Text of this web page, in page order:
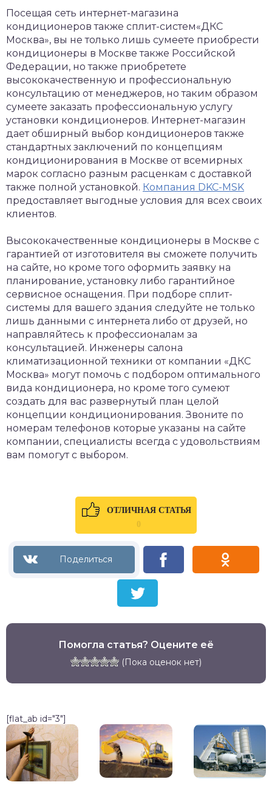
Посещая сеть интернет-магазина
кондиционеров также сплит-систем«ДКС
Москва», вы не только лишь сумеете приобрести
кондиционеры в Москве также Российской
Федерации, но также приобретете
высококачественную и профессиональную
консультацию от менеджеров, но таким образом
сумеете заказать профессиональную услугу
установки кондиционеров. Интернет-магазин
дает обширный выбор кондиционеров также
стандартных заключений по концепциям
кондиционирования в Москве от всемирных
марок согласно разным расценкам с доставкой
также полной установкой. Компания DKC-MSK
предоставляет выгодные условия для всех своих
клиентов.
Высококачественные кондиционеры в Москве с
гарантией от изготовителя вы сможете получить
на сайте, но кроме того оформить заявку на
планирование, установку либо гарантийное
сервисное оснащения. При подборе сплит-
системы для вашего здания следуйте не только
лишь данными с интернета либо от друзей, но
направляйтесь к профессионалам за
консультацией. Инженеры салона
климатизационной техники от компании «ДКС
Москва» могут помочь с подбором оптимального
вида кондиционера, но кроме того сумеют
создать для вас развернутый план целой
концепции кондиционирования. Звоните по
номерам телефонов которые указаны на сайте
компании, специалисты всегда с удовольствиям
вам помогут с выбором.
ОТЛИЧНАЯ СТАТЬЯ
0
Помогла статья? Оцените её
(Пока оценок нет)
[flat_ab id="3"]